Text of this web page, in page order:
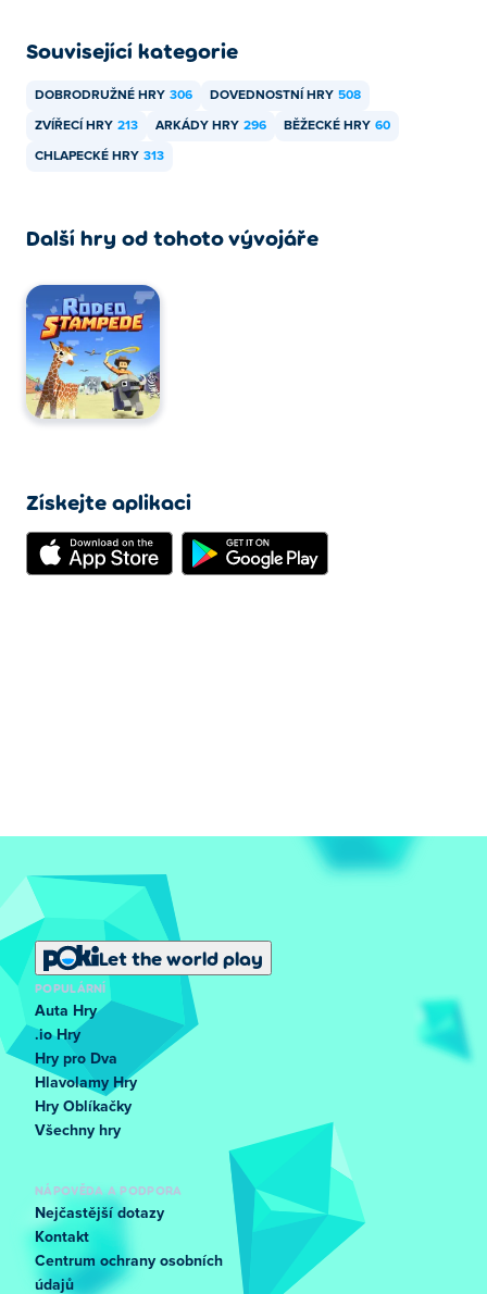
Související kategorie
DOBRODRUŽNÉ HRY 306 DOVEDNOSTNÍ HRY 508
ZVÍŘECÍ HRY 213 ARKÁDY HRY 296 BĚŽECKÉ HRY 60
CHLAPECKÉ HRY 313
Další hry od tohoto vývojáře
Získejte aplikaci
Let the world play
POPULÁRNÍ
Auta Hry
.io Hry
Hry pro Dva
Hlavolamy Hry
Hry Oblíkačky
Všechny hry
NÁPOVĚDA A PODPORA
Nejčastější dotazy
Kontakt
Centrum ochrany osobních
údajů